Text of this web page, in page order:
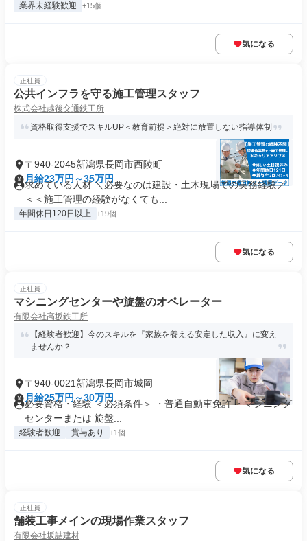
業界未経験歓迎 +15個
気になる
正社員
公共インフラを守る施工管理スタッフ
株式会社越後交通鉄工所
資格取得支援でスキルUP＜教育前提＞絶対に放置しない指導体制
〒940-2045新潟県長岡市西陵町
月給23万円～35万円
求めている人材 ＼必要なのは建設・土木現場での実務経験／
＜＜施工管理の経験がなくても...
年間休日120日以上 +19個
気になる
正社員
マシニングセンターや旋盤のオペレーター
有限会社高坂鉄工所
【経験者歓迎】今のスキルを『家族を養える安定した収入』に変え
ませんか？
〒940-0021新潟県長岡市城岡
月給25万円～30万円
必要資格・経験 ＜必須条件＞ ・普通自動車免許 ・マシニング
センターまたは 旋盤...
経験者歓迎 賞与あり +1個
気になる
正社員
舗装工事メインの現場作業スタッフ
有限会社坂詰建材